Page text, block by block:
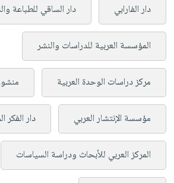
دار الفارابي دار الساقي للطباعة
المؤسسة العربية للدراسات والنشر
مركز دراسات الوحدة العربية
مؤسسة الإنتشار العربي دار الفكر
المركز العربي للأبحاث ودراسة السياسات